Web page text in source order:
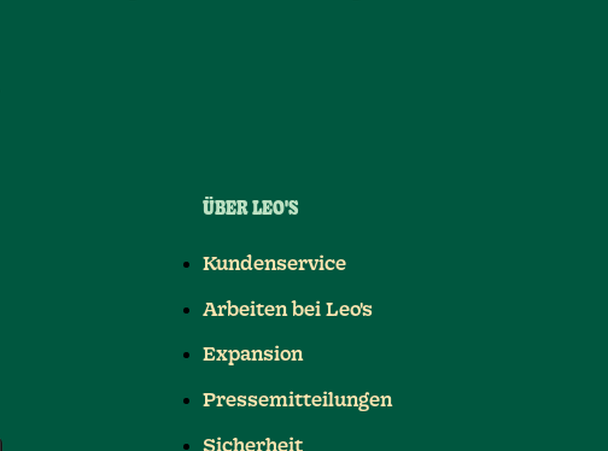
ÜBER LEO'S
Kundenservice
Arbeiten bei Leo's
Expansion
Pressemitteilungen
Sicherheit